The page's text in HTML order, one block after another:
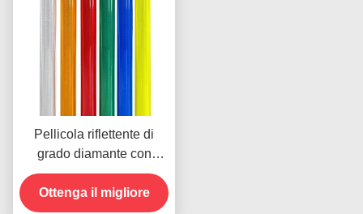
Pellicola riflettente di
grado diamante con
tecnologia
microprismatica per 10
Ottenga il migliore